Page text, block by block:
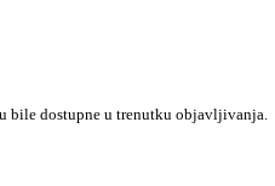
bile dostupne u trenutku objavljivanja.